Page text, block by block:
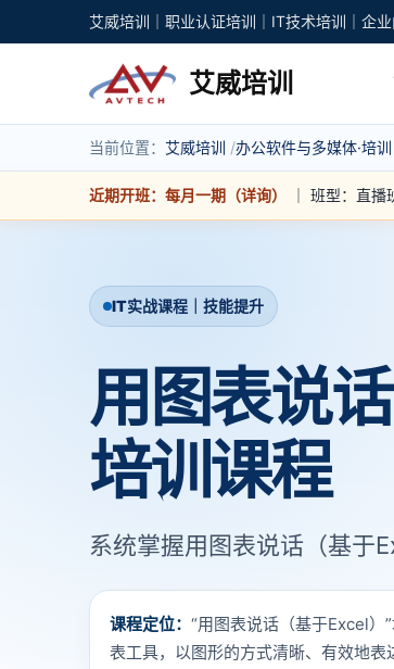
艾威培训｜职业认证培训｜IT技术培训｜企
艾威培训
当前位置： 艾威培训 办公软件与多媒体·培训
近期开班：每月一期（详询） ｜ 班型：直
IT实战课程｜技能提升
用图表说
培训课程
系统掌握用图表说话（基于
课程定位： “用图表说话（基于Excel）
表工具，以图形的方式清晰、有效地